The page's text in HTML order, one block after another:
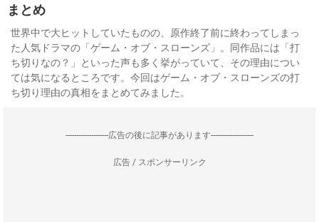
まとめ
世界中で大ヒットしていたものの、原作終了前に終わってしまっ
た人気ドラマの「ゲーム・オブ・スローンズ」。同作品には「打
ち切りなの？」といった声も多く挙がっていて、その理由につい
ては気になるところです。今回はゲーム・オブ・スローンズの打
ち切り理由の真相をまとめてみました。
--------------------広告の後に記事があります--------------------
広告 / スポンサーリンク